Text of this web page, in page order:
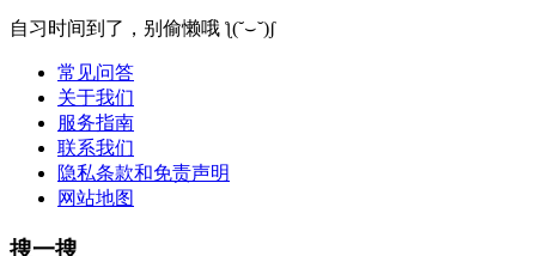
自习时间到了，别偷懒哦 ƪ(˘⌣˘)ʃ
常见问答
关于我们
服务指南
联系我们
隐私条款和免责声明
网站地图
搜一搜